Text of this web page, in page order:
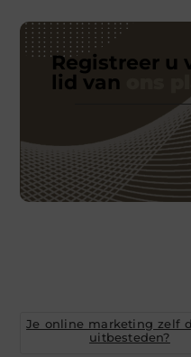
Registreer u
lid van
ons
Je online marketing zelf
uitbesteden?